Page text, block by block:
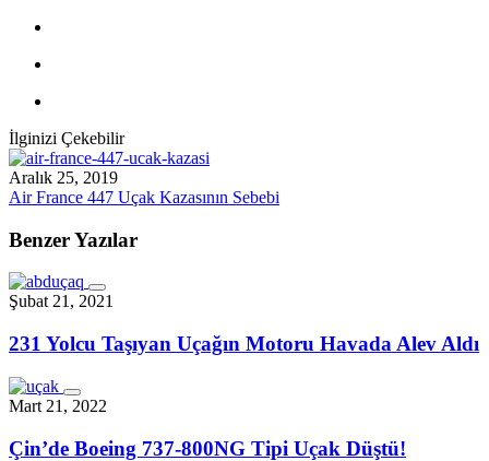
İlginizi Çekebilir
Aralık 25, 2019
Air France 447 Uçak Kazasının Sebebi
Benzer Yazılar
Şubat 21, 2021
231 Yolcu Taşıyan Uçağın Motoru Havada Alev Aldı
Mart 21, 2022
Çin’de Boeing 737-800NG Tipi Uçak Düştü!